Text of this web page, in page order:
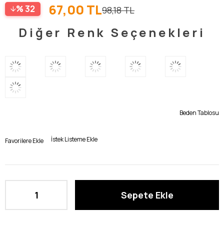
32 98,18 TL
67,00 TL
Diğer Renk Seçenekleri
Beden Tablosu
Favorilere Ekle İstek Listeme Ekle